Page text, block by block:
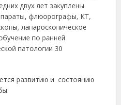
двух лет закуплены
флюорографы, КТ,
лапароскопическое
по ранней
патологии 30
развитию и состоянию